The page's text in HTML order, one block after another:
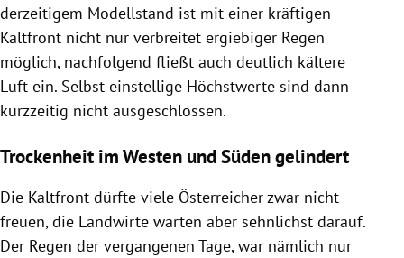
derzeitigem Modellstand ist mit einer kräftigen
Kaltfront nicht nur verbreitet ergiebiger Regen
möglich, nachfolgend fließt auch deutlich kältere
Luft ein. Selbst einstellige Höchstwerte sind dann
kurzzeitig nicht ausgeschlossen.
Trockenheit im Westen und Süden gelindert
Die Kaltfront dürfte viele Österreicher zwar nicht
freuen, die Landwirte warten aber sehnlichst darauf.
Der Regen der vergangenen Tage, war nämlich nur